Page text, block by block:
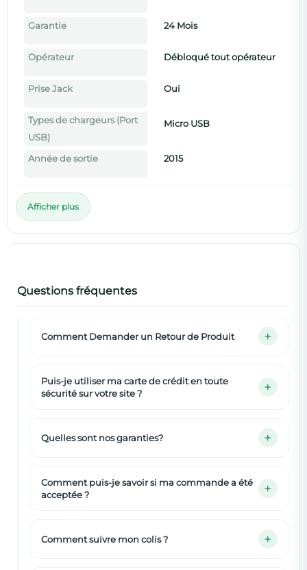
Garantie 24 Mois
Opérateur Débloqué tout opérateur
Prise Jack Oui
Types de chargeurs (Port
USB)
Micro USB
Année de sortie 2015
Afficher plus
Questions fréquentes
Comment Demander un Retour de Produit
Puis-je utiliser ma carte de crédit en toute
sécurité sur votre site ?
Quelles sont nos garanties?
Comment puis-je savoir si ma commande a été
acceptée ?
Comment suivre mon colis ?